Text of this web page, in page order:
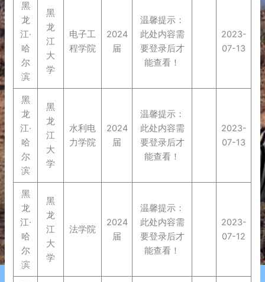
黑
龙
江·
哈
尔
滨
黑
龙
江
大
学
电子工
程学院
2024
届
温馨提示：
此处内容需
要登录后才
能查看！
2023-
07-13
黑
龙
江·
哈
尔
滨
黑
龙
江
大
学
水利电
力学院
2024
届
温馨提示：
此处内容需
要登录后才
能查看！
2023-
07-13
黑
龙
江·
哈
尔
滨
黑
龙
江
大
学
法学院
2024
届
温馨提示：
此处内容需
要登录后才
能查看！
2023-
07-12